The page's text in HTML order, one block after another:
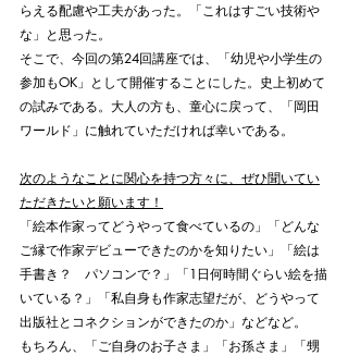
らえる配慮や工夫があった。「これはすごい技術や
な」と思った。
そこで、今回の第24回講座では、「幼児や小学生の
参加もOK」として開催することにした。史上初めて
の試みである。大人の方も、童心に戻って、「岡田
ワールド」に触れていただければ幸いである。
次のようなことに関心を持つ方々に、ぜひ聞いてい
ただきたいと願います！
「絵本作家ってどうやって食べているの」「どんな
ご縁で作家デビューできたのかを知りたい」「絵は
手書き？　パソコンで？」「1日何時間ぐらい絵を描
いている？」「私自身も作家志望だが、どうやって
出版社とコネクションができたのか」などなど。
もちろん、「ご自身のお子さま」「お孫さま」「甥